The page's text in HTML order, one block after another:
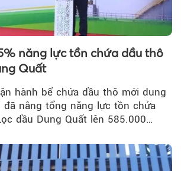
năng lực tồn chứa dầu thô
Quất
hành bể chứa dầu thô mới dung
đã nâng tổng năng lực tồn chứa
dầu Dung Quất lên 585.000